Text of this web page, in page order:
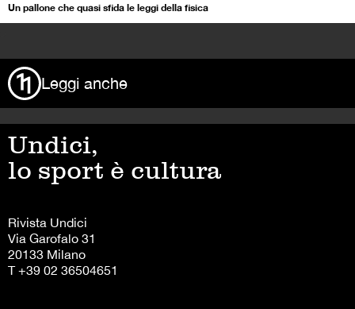
Un pallone che quasi sfida le leggi della fisica
Leggi anche
Undici,
lo sport è cultura
Rivista Undici
Via Garofalo 31
20133 Milano
T +39 02 36504651